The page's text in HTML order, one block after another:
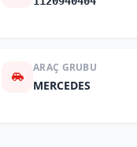
ARAÇ GRUBU
MERCEDES